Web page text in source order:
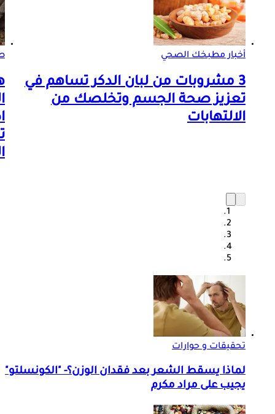
أخبار مطبخك الصحي
3 مشروبات من لبان الدكر تساهم في
تعزيز صحة الجسم وتخلصك من
الالتهابات
تحقيقات و حوارات
لماذا يسقط الشعر بعد فقدان الوزن؟- "الكونسلتو"
يجيب على مراد مكرم